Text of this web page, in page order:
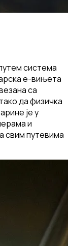
система
е-вињета
са
да физичка
је у
и
свим путевима